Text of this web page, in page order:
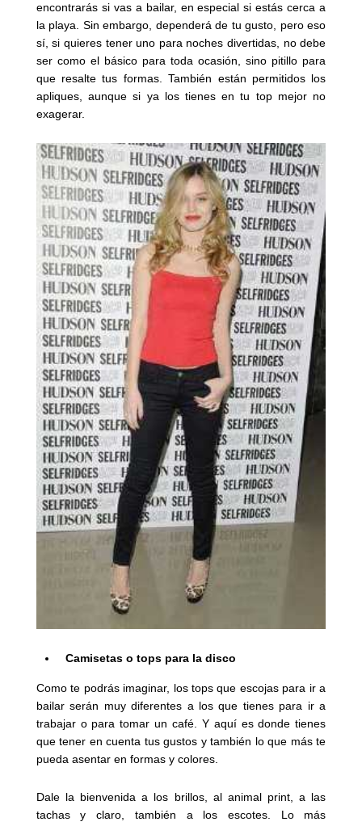
encontrarás si vas a bailar, en especial si estás cerca a
la playa. Sin embargo, dependerá de tu gusto, pero eso
sí, si quieres tener uno para noches divertidas, no debe
ser como el básico para toda ocasión, sino pitillo para
que resalte tus formas. También están permitidos los
apliques, aunque si ya los tienes en tu top mejor no
exagerar.
Camisetas o tops para la disco
Como te podrás imaginar, los tops que escojas para ir a
bailar serán muy diferentes a los que tienes para ir a
trabajar o para tomar un café. Y aquí es donde tienes
que tener en cuenta tus gustos y también lo que más te
pueda asentar en formas y colores.
Dale la bienvenida a los brillos, al animal print, a las
tachas y claro, también a los escotes. Lo más